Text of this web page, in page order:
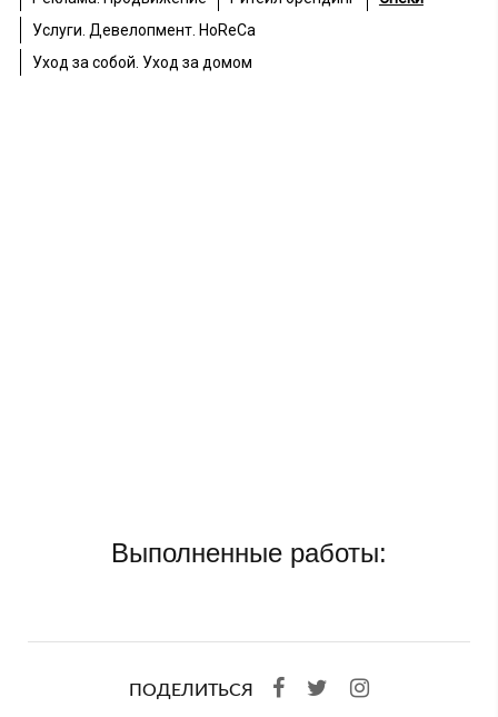
Услуги. Девелопмент. HoReCa
Уход за собой. Уход за домом
Выполненные работы:
ПОДЕЛИТЬСЯ